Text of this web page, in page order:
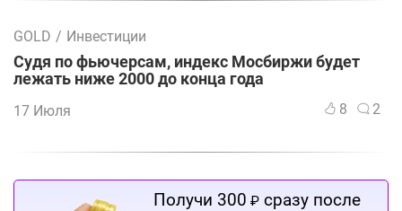
GOLD / Инвестиции
Судя по фьючерсам, индекс Мосбиржи будет
лежать ниже 2000 до конца года
17 Июля 8 2
Получи 300 ₽ сразу после